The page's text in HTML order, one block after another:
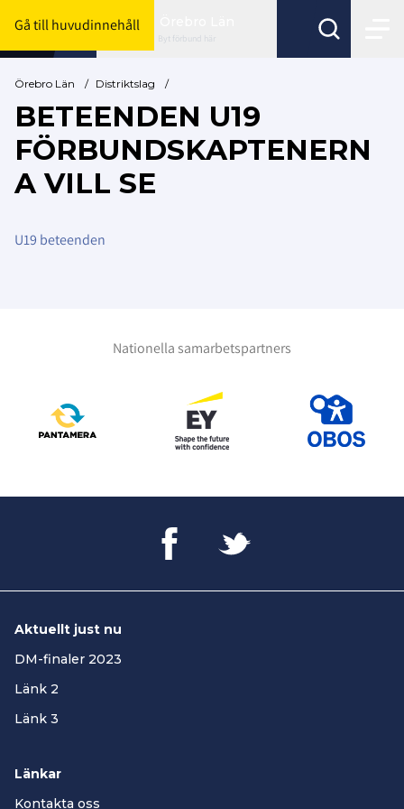
Gå till huvudinnehåll
Byt förbund här
Örebro Län / Distriktslag /
BETEENDEN U19
FÖRBUNDSKAPTENERN
A VILL SE
U19 beteenden
Nationella samarbetspartners
Aktuellt just nu
DM-finaler 2023
Länk 2
Länk 3
Länkar
Kontakta oss